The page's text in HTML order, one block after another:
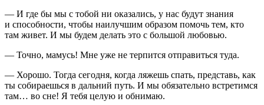
— И где бы мы с тобой ни оказались, у нас будут знания
и способности, чтобы наилучшим образом помочь тем, кто
там живет. И мы будем делать это с большой любовью.
— Точно, мамусь! Мне уже не терпится отправиться туда.
— Хорошо. Тогда сегодня, когда ляжешь спать, представь, как
ты собираешься в дальний путь. И мы обязательно встретимся
там… во сне! Я тебя целую и обнимаю.